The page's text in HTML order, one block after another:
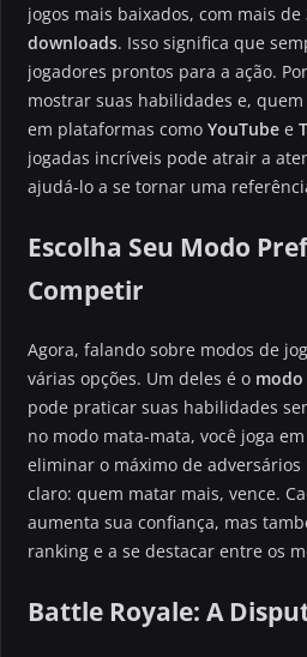
jogos mais baixados, com mais de
downloads. Isso significa que
jogadores prontos para a ação.
mostrar suas habilidades e,
em plataformas como YouTube e
jogadas incríveis pode atrair a
ajudá-lo a se tornar uma
Escolha Seu Modo
Competir
Agora, falando sobre modos de
várias opções. Um deles é o
pode praticar suas habilidades
no modo mata-mata, você joga
eliminar o máximo de adversários
claro: quem matar mais, vence.
aumenta sua confiança, mas
ranking e a se destacar entre os
Battle Royale: A